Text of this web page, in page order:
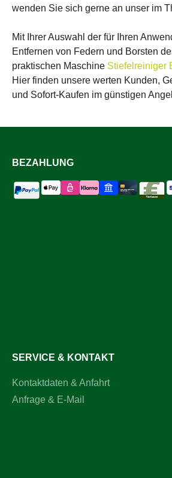
wenden Sie sich gerne an unser im
Mit Ihrer Auswahl der für Ihren
Entfernen von Federn und Borsten
praktischen Maschine Stiefelreiniger
Hier finden unsere werten Kunden,
und Sofort-Kaufen im günstigen
BEZAHLUNG
SERVICE & KONTAKT
Kontaktdaten & Anfahrt
Anfrage & E-Mail